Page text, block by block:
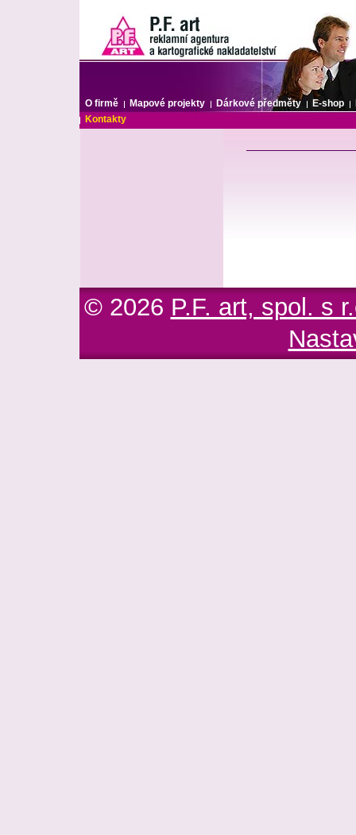
O firmě Mapové projekty Dárkové předměty E-shop
Kontakty
© 2026 P.F. art, spol. s